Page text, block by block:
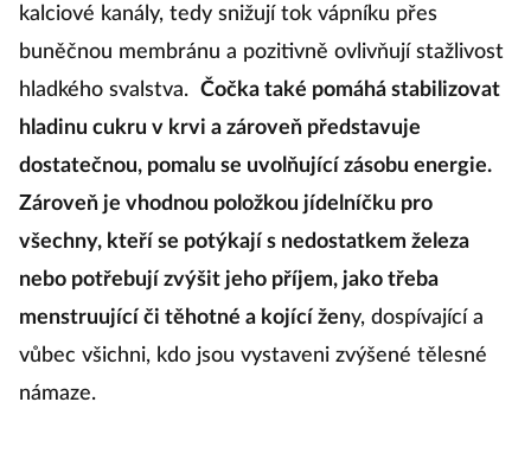
kalciové kanály, tedy snižují tok vápníku přes
buněčnou membránu a pozitivně ovlivňují stažlivost
hladkého svalstva. Čočka také pomáhá stabilizovat
hladinu cukru v krvi a zároveň představuje
dostatečnou, pomalu se uvolňující zásobu energie.
Zároveň je vhodnou položkou jídelníčku pro
všechny, kteří se potýkají s nedostatkem železa
nebo potřebují zvýšit jeho příjem, jako třeba
menstruující či těhotné a kojící ženy, dospívající a
vůbec všichni, kdo jsou vystaveni zvýšené tělesné
námaze.